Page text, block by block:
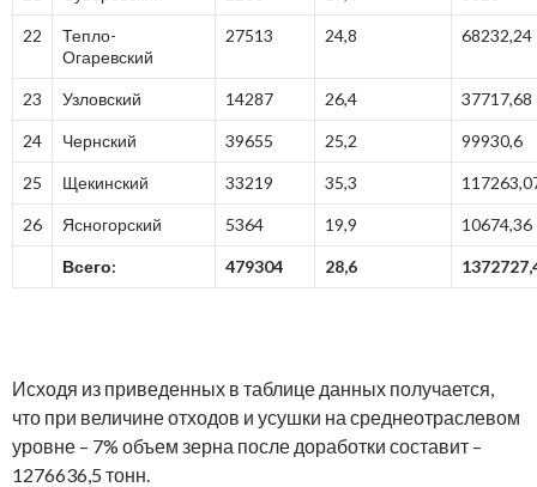
22
Тепло-
Огаревский
27513 24,8 68232,24
23 Узловский 14287 26,4 37717,68
24 Чернский 39655 25,2 99930,6
25 Щекинский 33219 35,3
26 Ясногорский 5364 19,9 10674,36
Всего: 479304 28,6
Исходя из приведенных в таблице данных получается,
что при величине отходов и усушки на среднеотраслевом
уровне – 7% объем зерна после доработки составит –
1276636,5 тонн.